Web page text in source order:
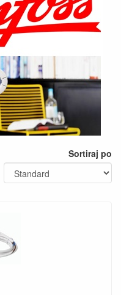
Sortiraj po